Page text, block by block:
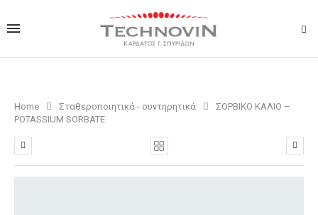
Home Σταθεροποιητικά - συντηρητικά
ΣΟΡΒΙΚΟ ΚΑΛΙΟ –
POTASSIUM SORBATE